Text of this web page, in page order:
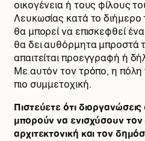
οικογένεια ή τους φίλους
Λευκωσίας κατά το διήμερο
θα μπορεί να επισκεφθεί
θα δει αυθόρμητα μπροστά
απαιτείται προεγγραφή ή
Με αυτόν τον τρόπο, η πόλη
πιο συμμετοχική.
Πιστεύετε ότι
μπορούν να ενισχύσουν
αρχιτεκτονική και τον